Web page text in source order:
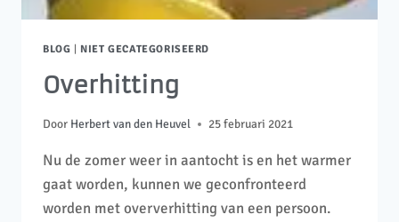
BLOG | NIET GECATEGORISEERD
Overhitting
Door Herbert van den Heuvel 25 februari 2021
Nu de zomer weer in aantocht is en het warmer
gaat worden, kunnen we geconfronteerd
worden met oververhitting van een persoon.